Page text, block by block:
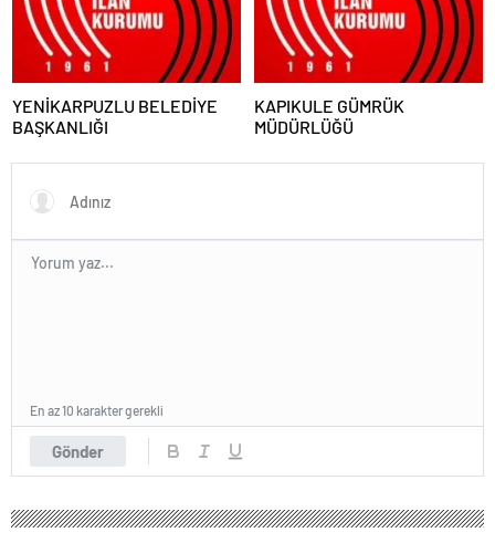
YENİKARPUZLU BELEDİYE
BAŞKANLIĞI
KAPIKULE GÜMRÜK
MÜDÜRLÜĞÜ
Gönder
En az 10 karakter gerekli